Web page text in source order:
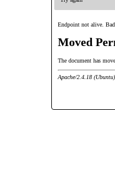
Endpoint not alive.
Moved
The document has
Apache/2.4.18